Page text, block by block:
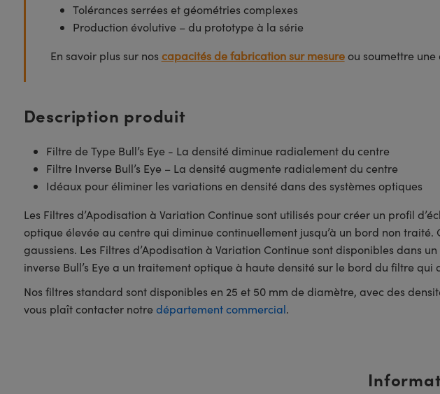
Tolérances serrées et géométries complexes
Production évolutive – du prototype à la série
En savoir plus sur nos capacités de fabrication sur mesureou soumettre une
Description produit
Filtre de Type Bull’s Eye - La densité diminue radialement du centre
Filtre Inverse Bull’s Eye – La densité augmente radialement du centre
Idéaux pour éliminer les variations en densité dans des systèmes optiques
Les Filtres d’Apodisation à Variation Continue sont utilisés pour créer un profil
optique élevée au centre qui diminue continuellement jusqu’à un bord non
gaussiens. Les Filtres d’Apodisation à Variation Continue sont disponibles dans
inverse Bull’s Eye a un traitement optique à haute densité sur le bord du filtre
Nos filtres standard sont disponibles en 25 et 50 mm de diamètre, avec des
vous plaît contacter notredépartement commercial.